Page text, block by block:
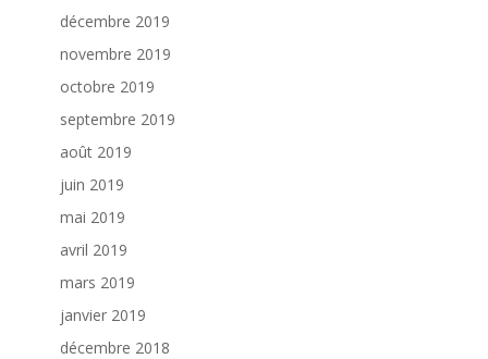
décembre 2019
novembre 2019
octobre 2019
septembre 2019
août 2019
juin 2019
mai 2019
avril 2019
mars 2019
janvier 2019
décembre 2018